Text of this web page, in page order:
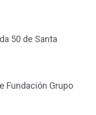
50 de Santa
Fundación Grupo